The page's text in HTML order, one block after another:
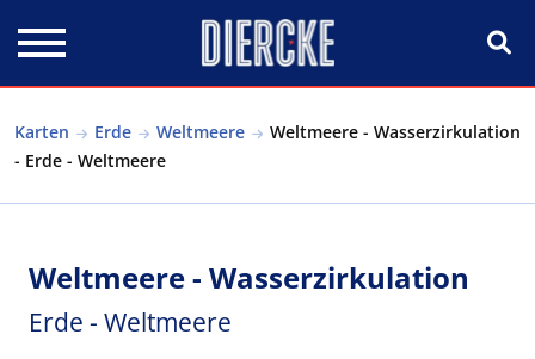
Karten Erde Weltmeere
Weltmeere - Wasserzirkulation
- Erde - Weltmeere
Weltmeere - Wasserzirkulation
Erde - Weltmeere